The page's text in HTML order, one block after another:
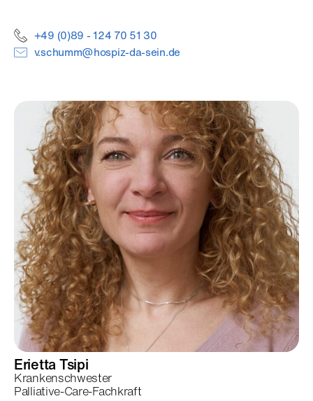
+49 (0)89 - 124 70 51 30
v.schumm@hospiz-da-sein.de
EriettaTsipi
Krankenschwester
Palliative-Care-Fachkraft